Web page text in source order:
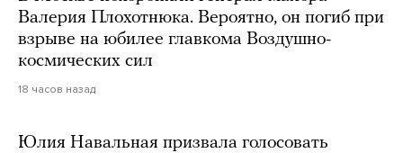
Валерия Плохотнюка. Вероятно, он погиб при
взрыве на юбилее главкома Воздушно-
космических сил
18 часов назад
Юлия Навальная призвала голосовать